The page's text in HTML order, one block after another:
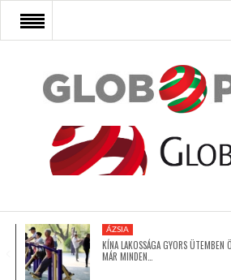
FŐOLDAL
AFRIKA
ÁZSIA
ÁZSIA
KÍNA LAKOSSÁGA GYORS ÜTEMBEN
MÁR MINDEN…